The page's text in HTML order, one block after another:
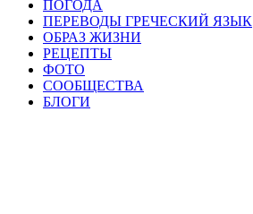
ПОГОДА
ПЕРЕВОДЫ ГРЕЧЕСКИЙ ЯЗЫК
ОБРАЗ ЖИЗНИ
РЕЦЕПТЫ
ФОТО
СООБЩЕСТВА
БЛОГИ